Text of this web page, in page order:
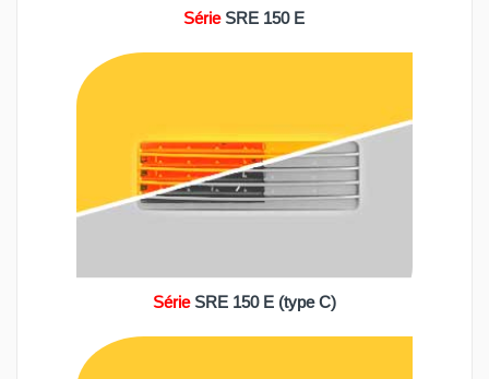
Série SRE 150 E
Série SRE 150 E (type C)